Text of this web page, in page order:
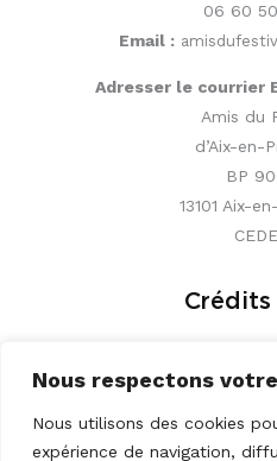
Nous respectons
Nous utilisons des cookies
expérience de navigation,
06 60
Email :
Adresser le courrier
Amis du
d’Aix-en-
BP
13101 Aix-
© Vincent
© Paul
© Jean-